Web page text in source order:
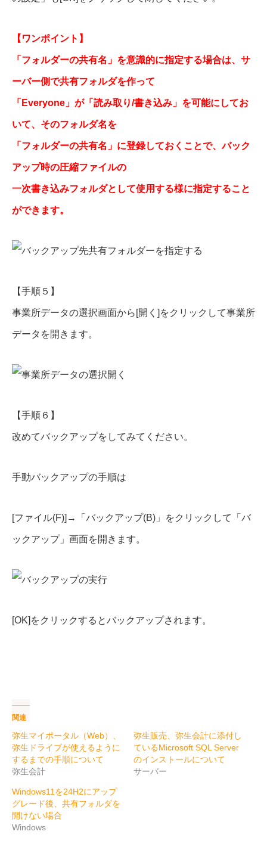
【ワンポイント】
「フォルダーの共有名」を意識的に指定する場合は、サ
ーバー側で共有フォルダを作って
「Everyone」が「読み取り/書き込み」を可能にしてお
いて、そのフォルダ名を
「フォルダーの共有名」に登録しておくことで、バック
アップ時の圧縮ファイルの
一次書き込みフォルダとして使用する様に指定すること
ができます。
【手順５】
事業所データの選択画面から[開く]をクリックして事業所
データを開きます。
【手順６】
改めてバックアップをしてみてください。
手動バックアップの手順は
[ファイル(F)]→「バックアップ(B)」をクリックして「バ
ックアップ」画面を開きます。
[OK]をクリックするとバックアップされます。
関連
弥生マイポータル（Web）、
弥生ドライブが使えるように
するまでの手順について
弥生会計
弥生販売、弥生会計に添付し
ているMicrosoft SQL Server
のインストールについて
サーバー
Windows11を24H2にアップ
グレード後、共有フォルダを
開けない場合
Windows